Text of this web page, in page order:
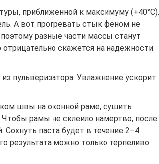
приближенной к максимуму (+40°C).
А вот прогревать стык феном не
разные части массы станут
скажется на надежности
пульверизатора. Увлажнение ускорит
швы на оконной раме, сушить
рамы не склеило намертво, после
паста будет в течение 2–4
результата можно только терпеливо